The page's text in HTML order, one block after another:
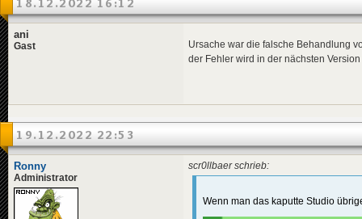
18.12.2022 16:12
ani
Gast
Ursache war die falsche Behandlung
der Fehler wird in der nächsten
19.12.2022 22:53
Ronny
Administrator
scr0llbaer schrieb:
Wenn man das kaputte Studio